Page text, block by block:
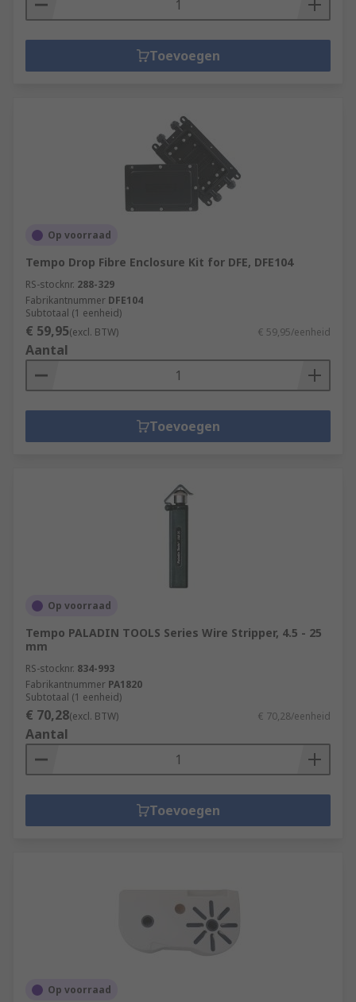
Toevoegen
Op voorraad
Tempo Drop Fibre Enclosure Kit for DFE, DFE104
RS-stocknr. 288-329
Fabrikantnummer DFE104
Subtotaal (1 eenheid)
€ 59,95(excl. BTW) € 59,95/eenheid
Aantal
Toevoegen
Op voorraad
Tempo PALADIN TOOLS Series Wire Stripper, 4.5 - 25
mm
RS-stocknr. 834-993
Fabrikantnummer PA1820
Subtotaal (1 eenheid)
€ 70,28(excl. BTW) € 70,28/eenheid
Aantal
Toevoegen
Op voorraad